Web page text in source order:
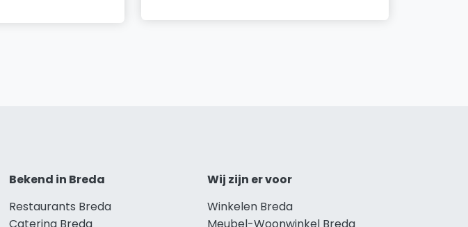
Bekend in Breda
Restaurants Breda
Wij zijn er voor
Winkelen Breda